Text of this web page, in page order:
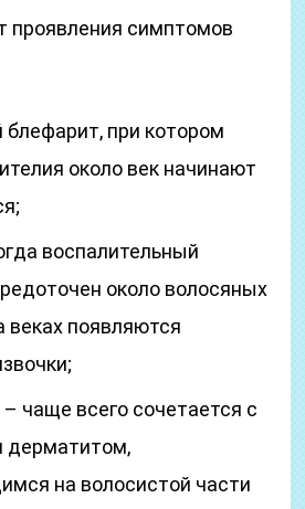
проявления симптомов
при котором
около век начинают
воспалительный
около волосяных
веках появляются
чаще всего сочетается с
дерматитом,
на волосистой части